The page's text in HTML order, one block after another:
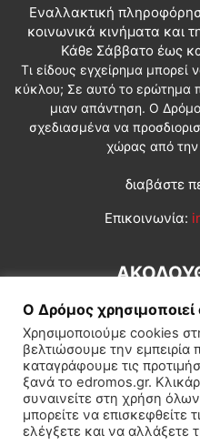
Εναλλακτική
κοινωνικά κινήματα και
Κάθε Σάββατο έως
Τι είδους εγχείρημα μπορεί
κύκλου; Σε αυτό το ερώτημα
μιαν απάντηση. Ο
σχεδιασμένα να
χώρας από την
διαβάστε
Επικοινωνία:
Εγγραφή συνδρομητή
Πολιτισμός
Ο Δρόμος
Χρησιμοποιούμε cookies
βελτιώσουμε την εμπειρία
καταγράφουμε τις
ξανά το edromos.gr.
συναινείτε στη χρήση
μπορείτε να επισκεφθείτε
ελέγξετε και να αλλάξετε